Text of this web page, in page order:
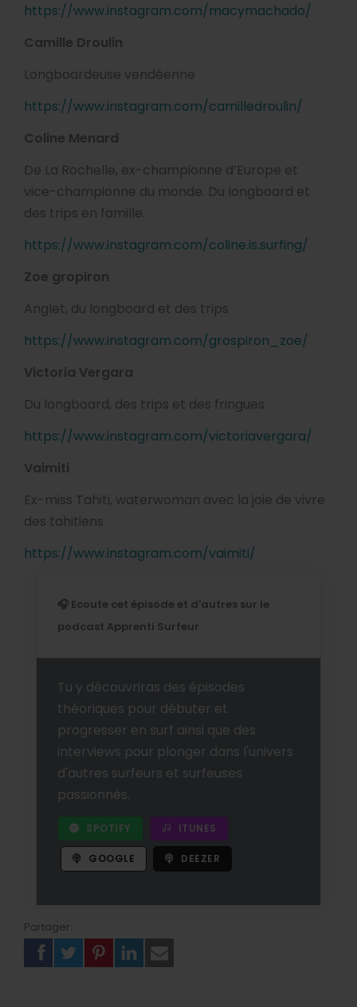
https://www.instagram.com/macymachado/
Camille Droulin
Longboardeuse vendéenne
https://www.instagram.com/camilledroulin/
Coline Menard
De La Rochelle, ex-championne d’Europe et
vice-championne du monde. Du longboard et
des trips en famille.
https://www.instagram.com/coline.is.surfing/
Zoe gropiron
Anglet, du longboard et des trips
https://www.instagram.com/grospiron_zoe/
Victoria Vergara
Du longboard, des trips et des fringues
https://www.instagram.com/victoriavergara/
Vaimiti
Ex-miss Tahiti, waterwoman avec la joie de vivre
des tahitiens
https://www.instagram.com/vaimiti/
🎧 Ecoute cet épisode et d'autres sur le
podcast Apprenti Surfeur
Tu y découvriras des épisodes
théoriques pour débuter et
progresser en surf ainsi que des
interviews pour plonger dans l'univers
d'autres surfeurs et surfeuses
passionnés.
SPOTIFY ITUNES
GOOGLE DEEZER
Partager: